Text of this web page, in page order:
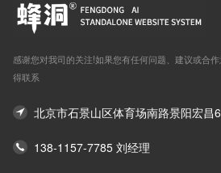
感谢您对我司的关注!如果您有任何问题、建议或合
得联系
北京市石景山区体育场南路景阳宏昌
138-1157-7785 刘经理